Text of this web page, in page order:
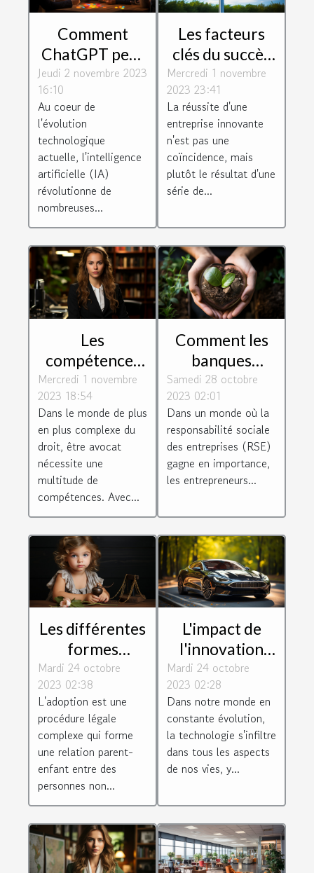
Comment
ChatGPT peut
dynamiser
votre relation
client
Jeudi 2 novembre 2023
16:10
Au coeur de
l'évolution
technologique
actuelle, l'intelligence
artificielle (IA)
révolutionne de
nombreuses...
Les facteurs
clés du succès
des entreprises
innovantes
Mercredi 1 novembre
2023 23:41
La réussite d'une
entreprise innovante
n'est pas une
coïncidence, mais
plutôt le résultat d'une
série de...
Les
compétences
essentielles
requises pour
être un avocat
efficace
Mercredi 1 novembre
2023 18:54
Dans le monde de plus
en plus complexe du
droit, être avocat
nécessite une
multitude de
compétences. Avec...
Comment les
banques
éthiques
soutiennent les
entrepreneurs
socialement
responsables
Samedi 28 octobre
2023 02:01
Dans un monde où la
responsabilité sociale
des entreprises (RSE)
gagne en importance,
les entrepreneurs...
Les différentes
formes
d'adoption
selon le droit
de la famille
Mardi 24 octobre
2023 02:38
L'adoption est une
procédure légale
complexe qui forme
une relation parent-
enfant entre des
personnes non...
L'impact de
l'innovation
technologique
sur le monde
juridique
Mardi 24 octobre
2023 02:28
Dans notre monde en
constante évolution,
la technologie s'infiltre
dans tous les aspects
de nos vies, y...